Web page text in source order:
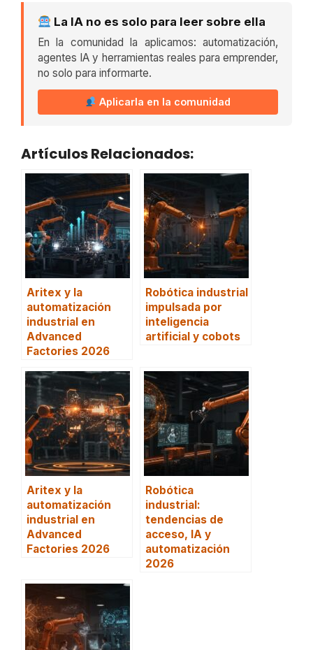
La IA no es solo para leer sobre ella
En la comunidad la aplicamos: automatización,
agentes IA y herramientas reales para emprender,
no solo para informarte.
Aplicarla en la comunidad
Artículos Relacionados:
Aritex y la
automatización
industrial en
Advanced
Factories 2026
Robótica industrial
impulsada por
inteligencia
artificial y cobots
Aritex y la
automatización
industrial en
Advanced
Factories 2026
Robótica
industrial:
tendencias de
acceso, IA y
automatización
2026